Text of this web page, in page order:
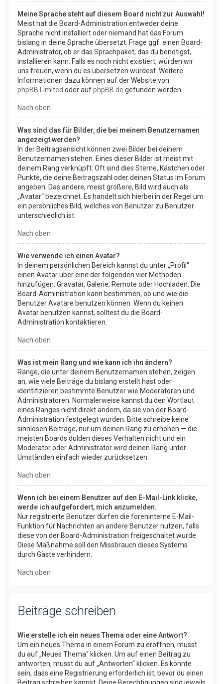
Meine Sprache steht auf diesem Board nicht zur Auswahl!
Meist hat die Board-Administration entweder deine
Sprache nicht installiert oder niemand hat das Forum
bislang in deine Sprache übersetzt. Frage ggf. einen Board-
Administrator, ob er das Sprachpaket, das du benötigst,
installieren kann. Falls es noch nicht existiert, würden wir
uns freuen, wenn du es übersetzen würdest. Weitere
Informationen dazu können auf der Website von
phpBB Limited oder aufphpBB.de gefunden werden.
Nach oben
Was sind das für Bilder, die bei meinem Benutzernamen
angezeigt werden?
In der Beitragsansicht können zwei Bilder bei deinem
Benutzernamen stehen. Eines dieser Bilder ist meist mit
deinem Rang verknüpft: Oft sind dies Sterne, Kästchen oder
Punkte, die deine Beitragszahl oder deinen Status im Forum
angeben. Das andere, meist größere, Bild wird auch als
„Avatar“ bezeichnet. Es handelt sich hierbei in der Regel um
ein persönliches Bild, welches von Benutzer zu Benutzer
unterschiedlich ist.
Nach oben
Wie verwende ich einen Avatar?
In deinem persönlichen Bereich kannst du unter „Profil“
einen Avatar über eine der folgenden vier Methoden
hinzufügen: Gravatar, Galerie, Remote oder Hochladen. Die
Board-Administration kann bestimmen, ob und wie die
Benutzer Avatare benutzen können. Wenn du keinen
Avatar benutzen kannst, solltest du die Board-
Administration kontaktieren.
Nach oben
Was ist mein Rang und wie kann ich ihn ändern?
Ränge, die unter deinem Benutzernamen stehen, zeigen
an, wie viele Beiträge du bislang erstellt hast oder
identifizieren bestimmte Benutzer wie Moderatoren und
Administratoren. Normalerweise kannst du den Wortlaut
eines Ranges nicht direkt ändern, da sie von der Board-
Administration festgelegt wurden. Bitte schreibe keine
sinnlosen Beiträge, nur um deinen Rang zu erhöhen — die
meisten Boards dulden dieses Verhalten nicht und ein
Moderator oder Administrator wird deinen Rang unter
Umständen einfach wieder zurücksetzen.
Nach oben
Wenn ich bei einem Benutzer auf den E-Mail-Link klicke,
werde ich aufgefordert, mich anzumelden.
Nur registrierte Benutzer dürfen die foreninterne E-Mail-
Funktion für Nachrichten an andere Benutzer nutzen, falls
diese von der Board-Administration freigeschaltet wurde.
Diese Maßnahme soll den Missbrauch dieses Systems
durch Gäste verhindern.
Nach oben
Beiträge schreiben
Wie erstelle ich ein neues Thema oder eine Antwort?
Um ein neues Thema in einem Forum zu eröffnen, musst
du auf „Neues Thema“ klicken. Um auf einen Beitrag zu
antworten, musst du auf „Antworten“ klicken. Es könnte
sein, dass eine Registrierung erforderlich ist, bevor du einen